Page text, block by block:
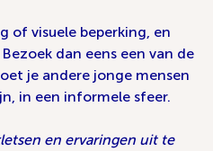
of visuele beperking, en
dan eens een van de
je andere jonge mensen
in een informele sfeer.
en ervaringen uit te